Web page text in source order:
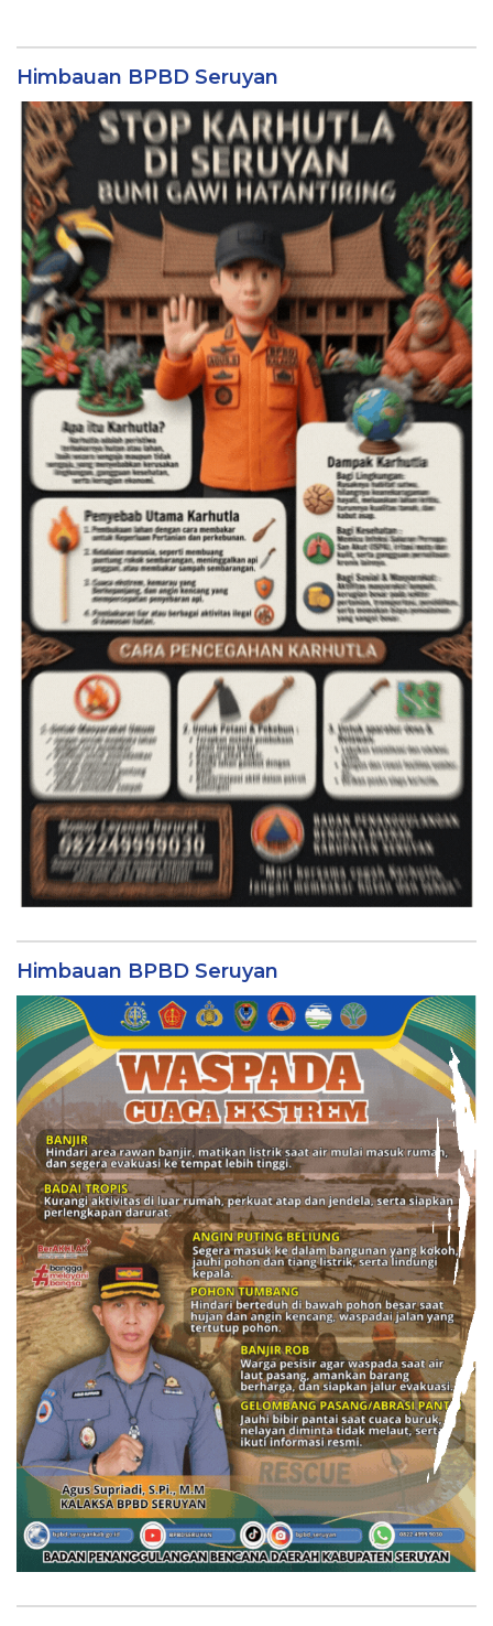
Himbauan BPBD Seruyan
Himbauan BPBD Seruyan